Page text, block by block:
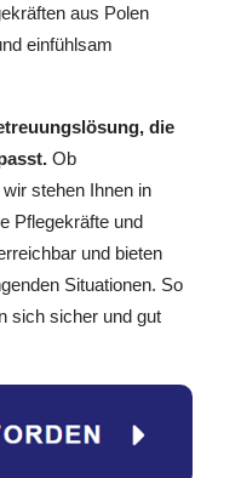
aus Polen
einfühlsam
die
Ob
stehen Ihnen in
Pflegekräfte und
und bieten
Situationen. So
sich sicher und gut